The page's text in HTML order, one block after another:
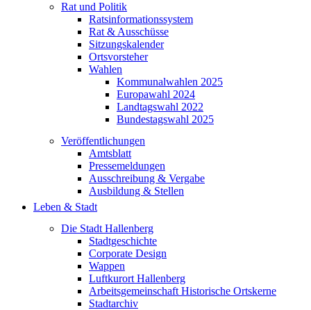
Rat und Politik
Ratsinformationssystem
Rat & Ausschüsse
Sitzungskalender
Ortsvorsteher
Wahlen
Kommunalwahlen 2025
Europawahl 2024
Landtagswahl 2022
Bundestagswahl 2025
Veröffentlichungen
Amtsblatt
Pressemeldungen
Ausschreibung & Vergabe
Ausbildung & Stellen
Leben & Stadt
Die Stadt Hallenberg
Stadtgeschichte
Corporate Design
Wappen
Luftkurort Hallenberg
Arbeitsgemeinschaft Historische Ortskerne
Stadtarchiv